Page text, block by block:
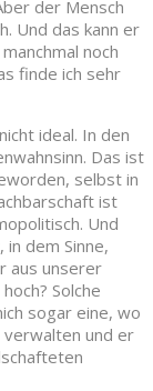
der Mensch
Und das kann er
noch
finde ich sehr
ideal. In den
Das ist
selbst in
ist
Und
dem Sinne,
aus unserer
Solche
sogar eine, wo
verwalten und er